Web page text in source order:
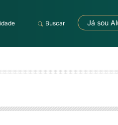
Buscar Já sou